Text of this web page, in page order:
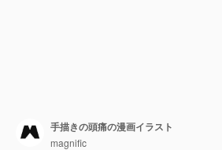
手描きの頭痛の漫画イラスト
magnific